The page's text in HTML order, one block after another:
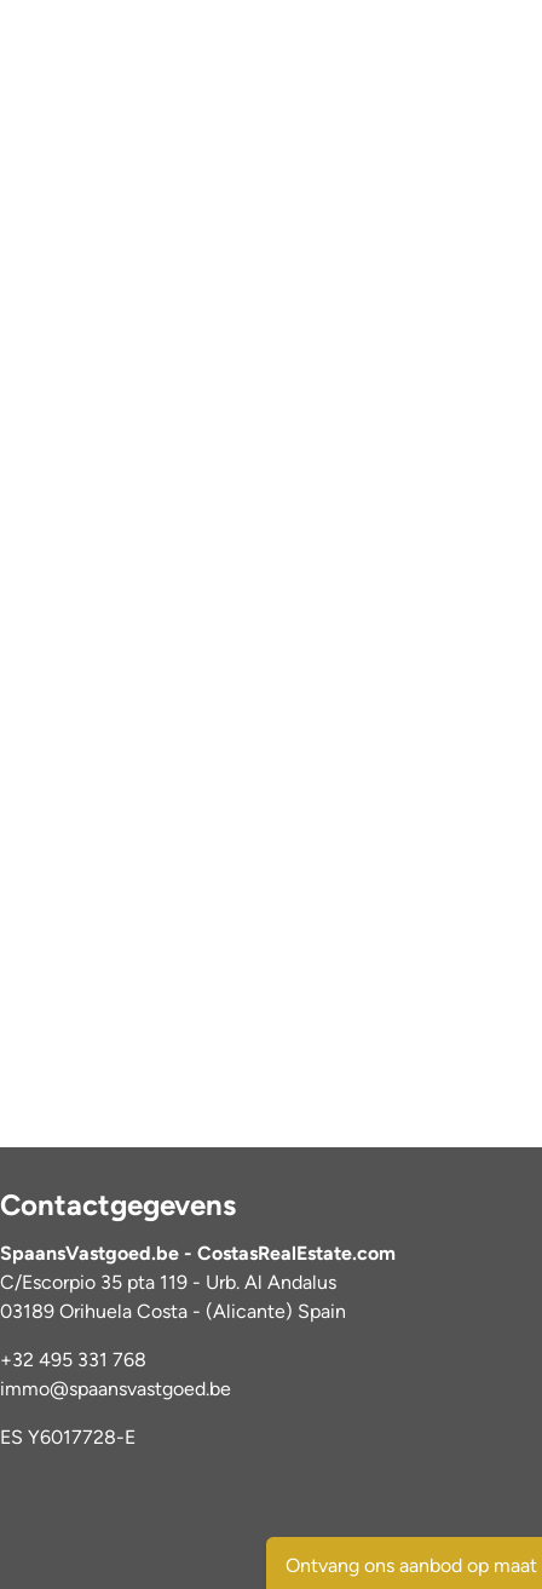
Contactgegevens
SpaansVastgoed.be - CostasRealEstate.com
C/Escorpio 35 pta 119 - Urb. Al Andalus
03189 Orihuela Costa - (Alicante) Spain
+32 495 331 768
immo@spaansvastgoed.be
ES Y6017728-E
Ontvang ons aanbod op maat